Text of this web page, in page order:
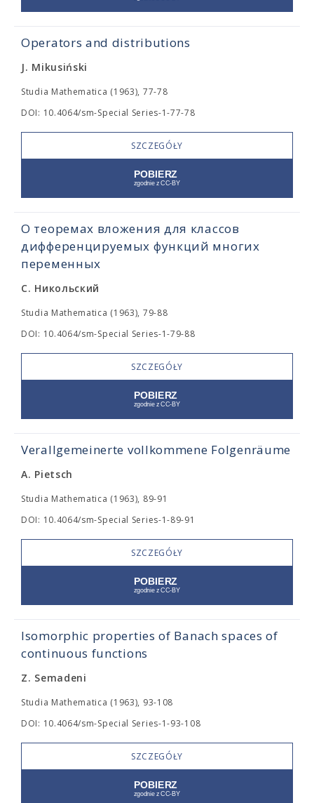
Operators and distributions
J. Mikusiński
Studia Mathematica (1963), 77-78
DOI: 10.4064/sm-Special Series-1-77-78
SZCZEGÓŁY
О теоремах вложения для классов
дифференцируемых функций многих
переменных
С. Никольский
Studia Mathematica (1963), 79-88
DOI: 10.4064/sm-Special Series-1-79-88
SZCZEGÓŁY
Verallgemeinerte vollkommene Folgenräume
A. Pietsch
Studia Mathematica (1963), 89-91
DOI: 10.4064/sm-Special Series-1-89-91
SZCZEGÓŁY
Isomorphic properties of Banach spaces of
continuous functions
Z. Semadeni
Studia Mathematica (1963), 93-108
DOI: 10.4064/sm-Special Series-1-93-108
SZCZEGÓŁY